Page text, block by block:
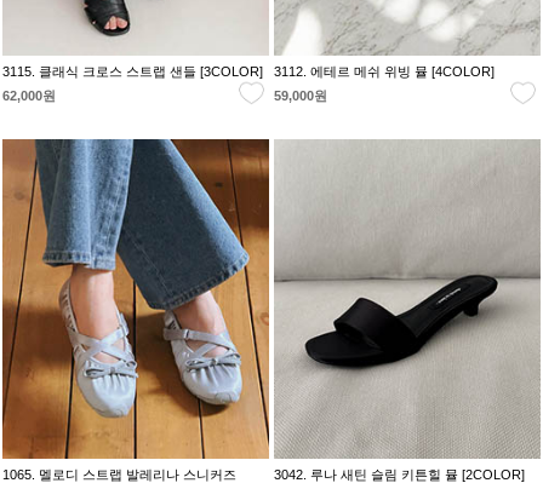
3115. 클래식 크로스 스트랩 샌들 [3COLOR]
62,000원
3112. 에테르 메쉬 위빙 뮬 [4COLOR]
59,000원
1065. 멜로디 스트랩 발레리나 스니커즈
3042. 루나 새틴 슬림 키튼힐 뮬 [2COLOR]